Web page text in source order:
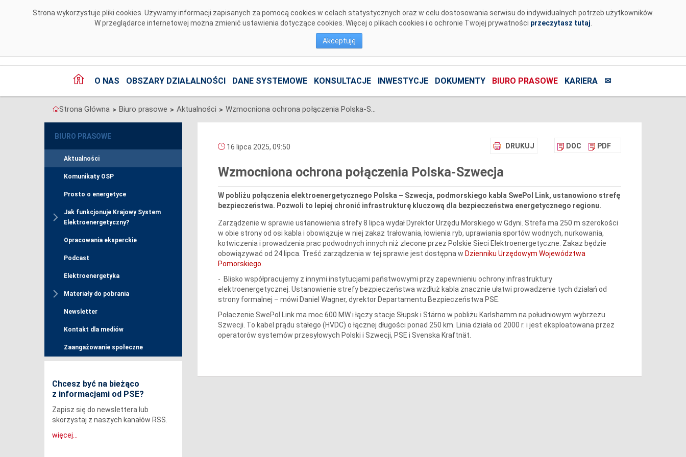
Strona wykorzystuje pliki cookies. Używamy informacji zapisanych za pomocą cookies w celach statystycznych oraz w celu dostosowania serwisu do indywidualnych potrzeb użytkowników.
W przeglądarce internetowej można zmienić ustawienia dotyczące cookies. Więcej o plikach cookies i o ochronie Twojej prywatności przeczytasz tutaj
Akceptuję
O NAS OBSZARY DZIAŁALNOŚCI DANE SYSTEMOWE KONSULTACJE INWESTYCJE DOKUMENTY BIURO PRASOWE KARIERA ✉
Strona Główna > Biuro prasowe > Aktualności > Wzmocniona ochrona połączenia Polska-Szwecja
BIURO PRASOWE
Aktualności
Komunikaty OSP
Prosto o energetyce
Jak funkcjonuje Krajowy System
Elektroenergetyczny?
Opracowania eksperckie
Podcast
Elektroenergetyka
Materiały do pobrania
Newsletter
Kontakt dla mediów
Zaangażowanie społeczne
Chcesz być na bieżąco
z informacjami od PSE?
Zapisz się do newslettera lub
skorzystaj z naszych kanałów RSS.
więcej...
DRUKUJ DOC PDF
16 lipca 2025, 09:50
Wzmocniona ochrona połączenia Polska-Szwecja
W pobliżu połączenia elektroenergetycznego Polska – Szwecja, podmorskiego kabla SwePol Link, ustanowiono strefę
bezpieczeństwa. Pozwoli to lepiej chronić infrastrukturę kluczową dla bezpieczeństwa energetycznego regionu.
Zarządzenie w sprawie ustanowienia strefy 8 lipca wydał Dyrektor Urzędu Morskiego w Gdyni. Strefa ma 250 m szerokości
w obie strony od osi kabla i obowiązuje w niej zakaz trałowania, łowienia ryb, uprawiania sportów wodnych, nurkowania,
kotwiczenia i prowadzenia prac podwodnych innych niż zlecone przez Polskie Sieci Elektroenergetyczne. Zakaz będzie
obowiązywać od 24 lipca. Treść zarządzenia w tej sprawie jest dostępna w Dzienniku Urzędowym Województwa
Pomorskiego
- Blisko współpracujemy z innymi instytucjami państwowymi przy zapewnieniu ochrony infrastruktury
elektroenergetycznej. Ustanowienie strefy bezpieczeństwa wzdłuż kabla znacznie ułatwi prowadzenie tych działań od
strony formalnej – mówi Daniel Wagner, dyrektor Departamentu Bezpieczeństwa PSE.
Połaczenie SwePol Link ma moc 600 MW i łączy stacje Słupsk i Stärno w pobliżu Karlshamm na południowym wybrzeżu
Szwecji. To kabel prądu stałego (HVDC) o łącznej długości ponad 250 km. Linia działa od 2000 r. i jest eksploatowana przez
operatorów systemów przesyłowych Polski i Szwecji, PSE i Svenska Kraftnät.